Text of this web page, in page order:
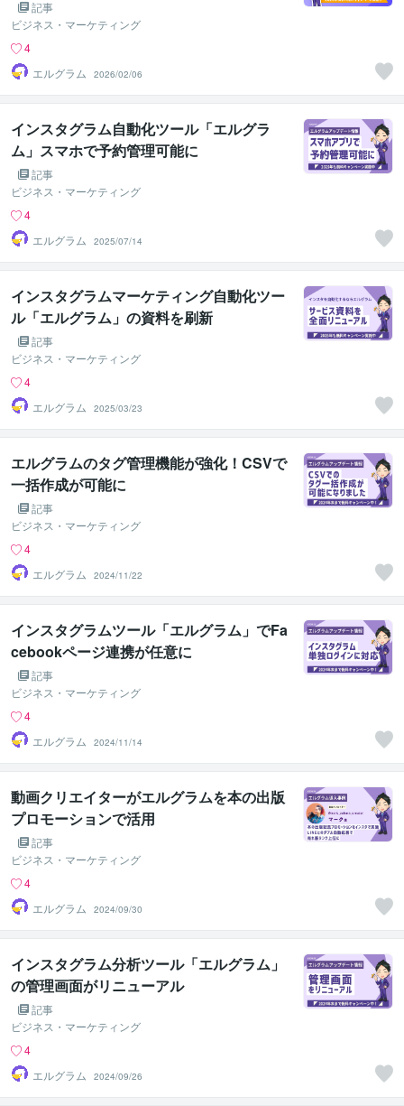
記事
ビジネス・マーケティング
4
エルグラム
2026/02/06
インスタグラム自動化ツール「エルグラ
ム」スマホで予約管理可能に
記事
ビジネス・マーケティング
4
エルグラム
2025/07/14
インスタグラムマーケティング自動化ツー
ル「エルグラム」の資料を刷新
記事
ビジネス・マーケティング
4
エルグラム
2025/03/23
エルグラムのタグ管理機能が強化！CSVで
一括作成が可能に
記事
ビジネス・マーケティング
4
エルグラム
2024/11/22
インスタグラムツール「エルグラム」でFa
cebookページ連携が任意に
記事
ビジネス・マーケティング
4
エルグラム
2024/11/14
動画クリエイターがエルグラムを本の出版
プロモーションで活用
記事
ビジネス・マーケティング
4
エルグラム
2024/09/30
インスタグラム分析ツール「エルグラム」
の管理画面がリニューアル
記事
ビジネス・マーケティング
4
エルグラム
2024/09/26